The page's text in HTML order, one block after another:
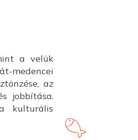
a velük
medencei
az
jobbítása.
kulturális